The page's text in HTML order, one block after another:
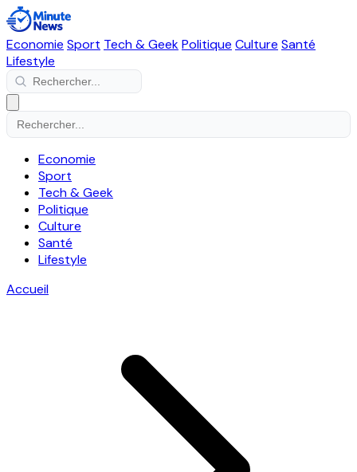
Economie Sport Tech & GeekPolitique Culture Santé
Lifestyle
Economie
Sport
Tech & Geek
Politique
Culture
Santé
Lifestyle
Accueil